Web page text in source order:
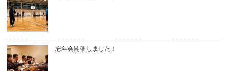
忘年会開催しました！